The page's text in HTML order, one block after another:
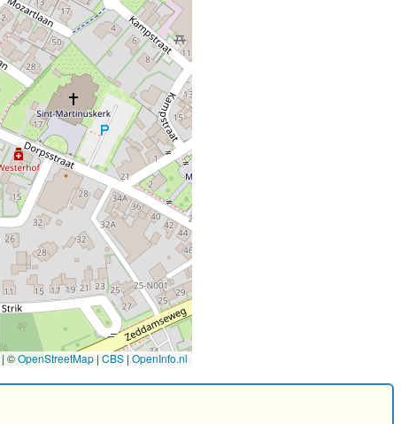
| ©OpenStreetMap|CBS |OpenInfo.nl